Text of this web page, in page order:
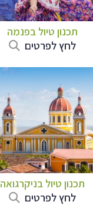
תכנון טיול בפנמה
לחץ לפרטים
תכנון טיול בניקרגואה
לחץ לפרטים